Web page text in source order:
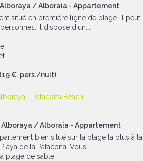
Alboraya / Alboraia - Appartement
situé en première ligne de plage. Il peut
Il dispose d'un...
(19 € pers./nuit)
Alboraya / Alboraia - Appartement
bien situé sur la plage la plus à la
de la Patacona. Vous...
plage de sable